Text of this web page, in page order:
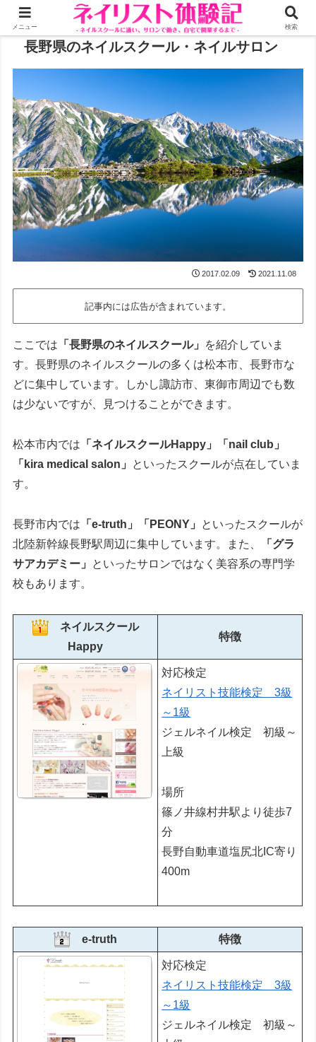
長野県のネイルスクール・ネイルサロン
2017.02.09 2021.11.08
記事内には広告が含まれています。
ここでは 「長野県のネイルスクール」
を紹介していま
す。長野県のネイルスクールの多くは松本市、長野市な
どに集中しています。しかし諏訪市、東御市周辺でも数
は少ないですが、見つけることができます。
松本市内では 「ネイルスクールHappy」
「nail club」
「kira medical salon」
といったスクールが点在していま
す。
長野市内では 「e-truth」 「PEONY」
といったスクールが
北陸新幹線長野駅周辺に集中しています。また、
「グラ
サアカデミー」
といったサロンではなく美容系の専門学
校もあります。
ネイルスクール
Happy
特徴
対応検定
ネイリスト技能検定 3級
～1級
ジェルネイル検定 初級～
上級
場所
篠ノ井線村井駅より徒歩7
分
長野自動車道塩尻北IC寄り
400m
e-truth 特徴
対応検定
ネイリスト技能検定 3級
～1級
ジェルネイル検定 初級～
メニュー 検索